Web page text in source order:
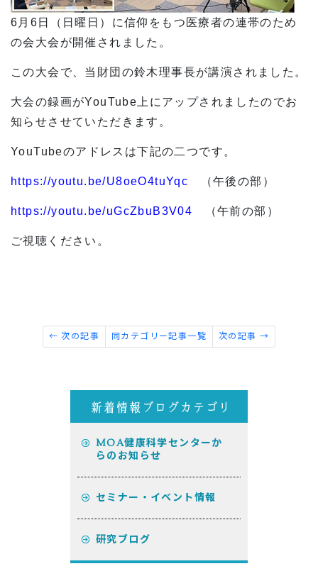
6 月 6 日（日曜日）に信仰をもつ医療者の連帯のため
の会大会が開催されました。
この大会で、当財団の鈴木理事長が講演されました。
大会の録画がYouTube 上にアップされましたのでお
知らせさせていただきます。
YouTubeのアドレスは下記の二つです。
https://youtu.be/U8oeO4tuYqc （午後の部）
https://youtu.be/uGcZbuB3V04 （午前の部）
ご視聴ください。
← 次の記事 同カテゴリー記事一覧 次の記事 →
MOA健康科学センターか
らのお知らせ
セミナー・イベント情報
研究ブログ